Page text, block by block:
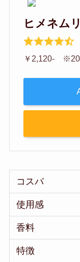
ヒメネム
￥2,120-
コスパ
使用感
香料
特徴